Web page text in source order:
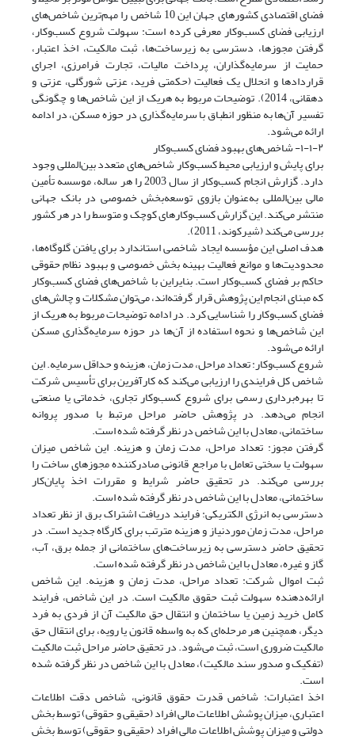
فضای اقتصادی کشورهای جهان این 10 شاخص را مهم‌ترین شاخص‌های
ارزیابی فضای کسب‌وکار معرفی کرده است: سهولت شروع کسب‌وکار،
گرفتن مجوزها، دسترسی به زیرساخت‌ها، ثبت مالکیت، اخذ اعتبار،
حمایت از سرمایه‌گذاران، پرداخت مالیات، تجارت فرامرزی، اجرای
قراردادها و انحلال یک فعالیت (حکمتی فرید، عزتی شورگلی، عزتی و
دهقانی، 2014). توضیحات مربوط به هریک از این شاخص‌ها و چگونگی
تفسیر آن‌ها به منظور انطباق با سرمایه‌گذاری در حوزه مسکن، در ادامه
ارائه می‌شود.
۱-۱-۲- شاخص‌های بهبود فضای کسب‌وکار
برای پایش و ارزیابی محیط کسب‌وکار شاخص‌های متعدد بین‌المللی وجود
دارد. گزارش انجام کسب‌وکار از سال 2003 را هر ساله، موسسه تأمین
مالی بین‌المللی به‌عنوان بازوی توسعه‌بخش خصوصی در بانک جهانی
منتشر می‌کند. این گزارش کسب‌وکارهای کوچک و متوسط را در هر کشور
بررسی می‌کند (شیرکوند، 2011).
هدف اصلی این مؤسسه ایجاد شاخصی استاندارد برای یافتن گلوگاه‌ها،
محدودیت‌ها و موانع فعالیت بهینه بخش خصوصی و بهبود نظام حقوقی
حاکم بر فضای کسب‌وکار است. بنایراین با شاخص‌های فضای کسب‌وکار
که مبنای انجام این پژوهش قرار گرفته‌اند، می‌توان مشکلات و چالش‌های
فضای کسب‌وکار را شناسایی کرد. در ادامه توضیحات مربوط به هریک از
این شاخص‌ها و نحوه استفاده از آن‌ها در حوزه سرمایه‌گذاری مسکن
ارائه می‌شود.
شروع کسب‌وکار: تعداد مراحل، مدت زمان، هزینه و حداقل سرمایه. این
شاخص کل فرایندی را ارزیابی می‌کند که کارآفرین برای تأسیس شرکت
تا بهره‌برداری رسمی‌ برای شروع کسب‌وکار تجاری، خدماتی یا صنعتی
انجام می‌دهد. در پژوهش حاضر مراحل مرتبط با صدور پروانه
ساختمانی، معادل با این شاخص در نظر گرفته شده است.
گرفتن مجوز: تعداد مراحل، مدت زمان و هزینه. این شاخص میزان
سهولت یا سختی تعامل با مراجع قانونی صادرکننده مجوزهای ساخت را
بررسی می‌کند. در تحقیق حاضر شرایط و مقررات اخذ پایان‌کار
ساختمانی، معادل با این شاخص در نظر گرفته شده است.
دسترسی به انرژی الکتریکی: فرایند دریافت اشتراک برق از نظر تعداد
مراحل، مدت زمان موردنیاز و هزینه مترتب برای کارگاه جدید است. در
تحقیق حاضر دسترسی به زیرساخت‌های ساختمانی از جمله برق، آب،
گاز و غیره، معادل با این شاخص در نظر گرفته شده است.
ثبت اموال شرکت: تعداد مراحل، مدت زمان و هزینه. این شاخص
ارائه‌دهنده سهولت ثبت حقوق مالکیت است. در این شاخص، فرایند
کامل خرید زمین یا ساختمان و انتقال حق مالکیت آن از فردی به فرد
دیگر، همچنین هر مرحله‌ای که به واسطه قانون یا رویه، برای انتقال حق
مالکیت ضروری است، ثبت می‌شود. در تحقیق حاضر مراحل ثبت مالکیت
(تفکیک و صدور سند مالکیت)، معادل با این شاخص در نظر گرفته شده
است.
اخذ اعتبارات: شاخص قدرت حقوق قانونی، شاخص دقت اطلاعات
اعتباری، میزان پوشش اطلاعات مالی افراد (حقیقی و حقوقی) توسط بخش
دولتی و میزان پوشش اطلاعات مالی افراد (حقیقی و حقوقی) توسط بخش